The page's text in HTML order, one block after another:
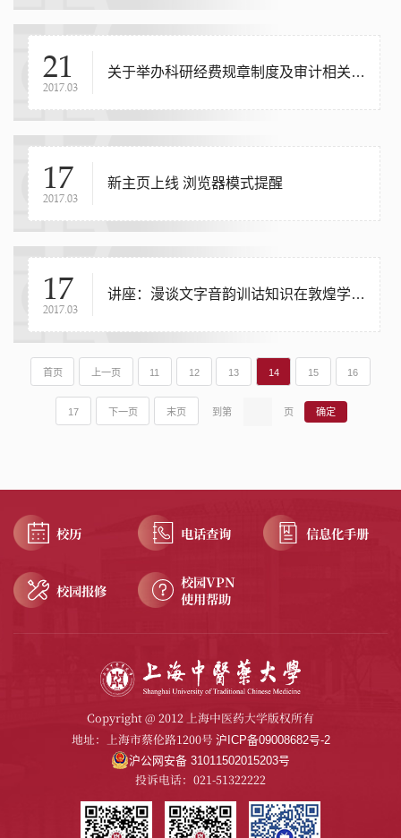
21
2017.03
关于举办科研经费规章制度及审计相关内容培训的通知
17
2017.03
新主页上线 浏览器模式提醒
17
2017.03
讲座：漫谈文字音韵训诂知识在敦煌学中的应用
首页 上一页 11 12 13 14 15 16
17 下一页 末页 到第 页
校历 电话查询 信息化手册
校园报修
校园VPN
使用帮助
Copyright @ 2012 上海中医药大学版权所有
地址：上海市蔡伦路1200号 沪ICP备09008682号-2
沪公网安备 31011502015203号
投诉电话：021-51322222